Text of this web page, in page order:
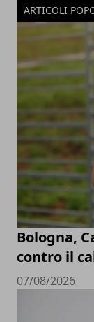
ARTICOLI
Bologna,
contro il
07/08/2026